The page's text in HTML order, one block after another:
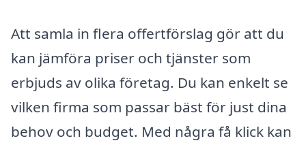
Att samla in flera offertförslag gör att du
kan jämföra priser och tjänster som
erbjuds av olika företag. Du kan enkelt se
vilken firma som passar bäst för just dina
behov och budget. Med några få klick kan